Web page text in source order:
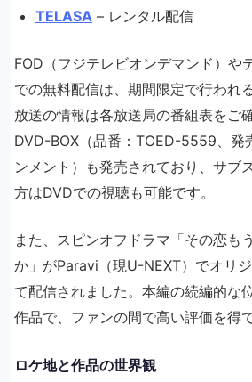
TELASA – レンタル配信
FOD（フジテレビオンデマンド）や
での無料配信は、期間限定で行われ
放送の情報は各放送局の番組表をご
DVD-BOX（品番：TCED-5559、発
ンメント）も発売されており、サブ
方はDVDでの視聴も可能です。
また、スピンオフドラマ「その恋も
か」がParavi（現U-NEXT）でオリ
て配信されました。本編の続編的な
作品で、ファンの間で高い評価を得
ロケ地と作品の世界観